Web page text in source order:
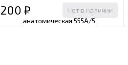
200₽ Нет в наличии